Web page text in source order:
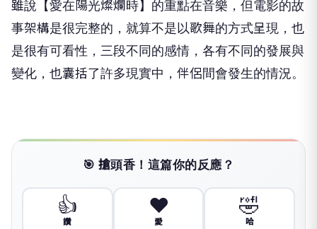
雖說【愛在陽光燦爛時】的重點在音樂，但電影的故
事架構是很完整的，就算不是以歌舞的方式呈現，也
是很有可看性，三段不同的感情，各有不同的發展與
變化，也囊括了許多現實中，伴侶間會發生的情況。
🎯 搶頭香！這篇你的反應？
👍
讚
❤️
愛
🤣
哈